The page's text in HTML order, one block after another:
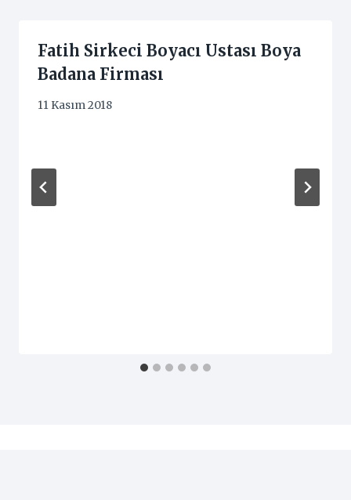
Fatih Sirkeci Boyacı Ustası Boya
Badana Firması
11 Kasım 2018